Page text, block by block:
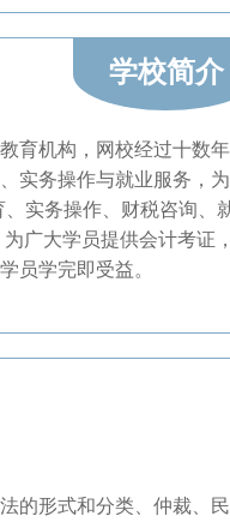
学校简介
育机构，网校经过十数
实务操作与就业服务，
实务操作、财税咨询、
广大学员提供会计考证
员学完即受益。
的形式和分类、仲裁、